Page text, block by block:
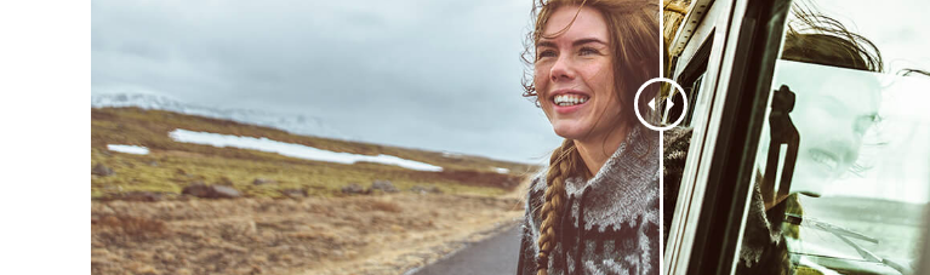
Επεξεργασία
φωτογραφιών προϊόντος
Επεξεργασία
φωτογραφιών
κοσμημάτων